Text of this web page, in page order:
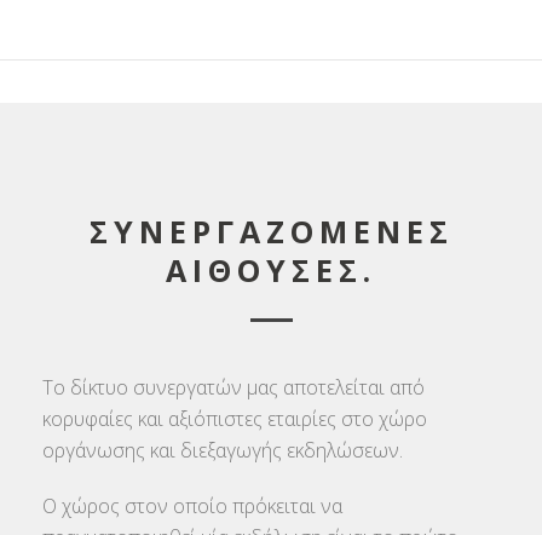
ΣΥΝΕΡΓΑΖΟΜΕΝΕΣ
ΑΙΘΟΥΣΕΣ.
Το δίκτυο συνεργατών μας αποτελείται από
κορυφαίες και αξιόπιστες εταιρίες στο χώρο
οργάνωσης και διεξαγωγής εκδηλώσεων.
Ο χώρος στον οποίο πρόκειται να